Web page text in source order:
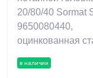
в наличии